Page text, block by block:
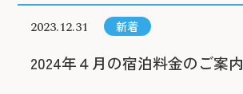
2023.12.31 新着
2024年４月の宿泊料金のご案内